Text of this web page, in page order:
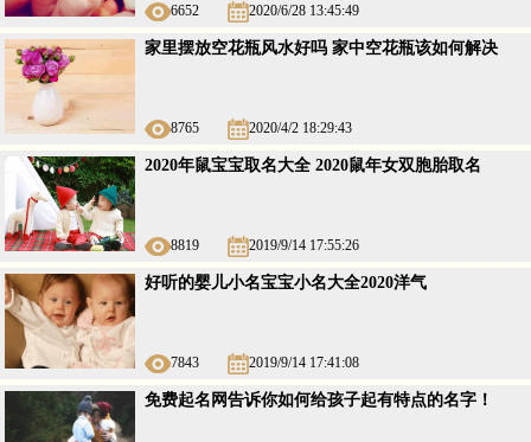
6652 2020/6/28 13:45:49
家里摆放空花瓶风水好吗 家中空花瓶该如何解决
8765 2020/4/2 18:29:43
2020年鼠宝宝取名大全 2020鼠年女双胞胎取名
8819 2019/9/14 17:55:26
好听的婴儿小名宝宝小名大全2020洋气
7843 2019/9/14 17:41:08
免费起名网告诉你如何给孩子起有特点的名字！